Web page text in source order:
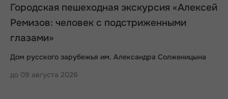
Городская пешеходная экскурсия «Алексей
Ремизов: человек с подстриженными
глазами»
Дом русского зарубежья им. Александра Солженицына
до 09 августа 2026